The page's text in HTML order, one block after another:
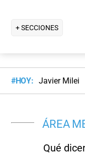
+ SECCIONES
#HOY: Javier Milei
ÁREA
Qué